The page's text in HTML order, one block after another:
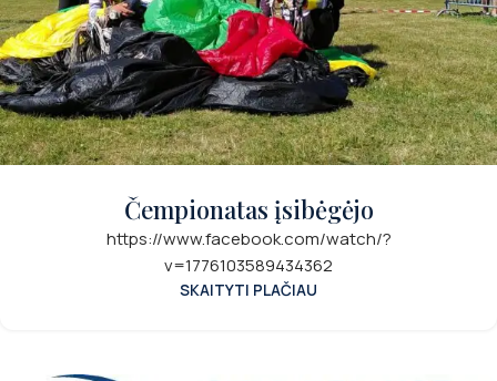
Čempionatas įsibėgėjo
https://www.facebook.com/watch/?
v=1776103589434362
SKAITYTI PLAČIAU